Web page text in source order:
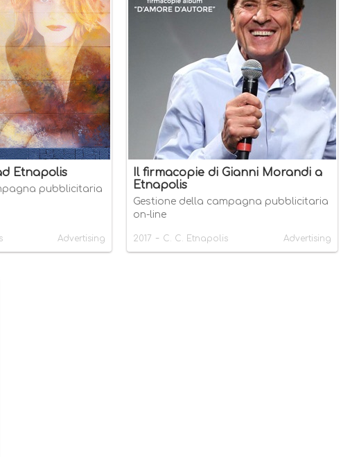
Etnapolis
pubblicitaria
Advertising
Il firmacopie di Gianni Morandi a
Etnapolis
Gestione della campagna pubblicitaria
on-line
2017 - C. C. Etnapolis Advertising